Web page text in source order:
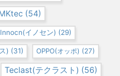
(54)
Innocn(イノセン) (29)
) (31) OPPO(オッポ) (27)
Teclast(テクラスト) (56)